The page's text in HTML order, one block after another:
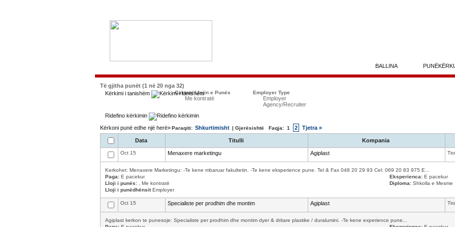
BALLINA
Të gjitha punët (1 në 20 nga 32)
Kërkimi i tanishëm
Caktoni Llojin e Punës
Me kontratë
Employer Type
Employer
Agency/Recruiter
Ridefino kërkimin
Kërkoni punë edhe një herë»Paraqiti: Shkurtimisht | Gjerësishtë Faqja: 1 2 Tjetra »
Data Titulli Kompania
Oct 15 Menaxere marketingu Agiplast
Kerkohet: Menaxere Marketingu: -Te kene mbaruar fakultetin. -Te kene eksperience pune. Tel & Fax 048 20 29 93 Cel: 069 20 83 975 E...
Paga: E pacekur Eksperienca: E pacekur
Lloji i punës: , Me kontratë Diploma: Shkolla e Mesme
Lloji i punëdhënsitEmployer
Oct 15 Specialiste per prodhim dhe montim Agiplast
Agiplast kerkon te punesoje: Specialiste per prodhim dhe montim dyer & dritare plastike / duralumini. -Te kene experience pune...